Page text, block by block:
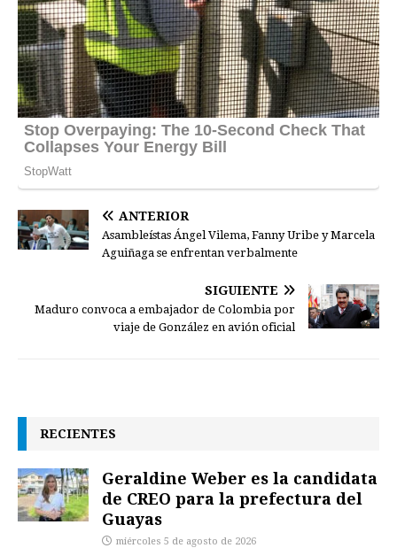
ANTERIOR
Asambleístas Ángel Vilema, Fanny Uribe y Marcela
Aguiñaga se enfrentan verbalmente
SIGUIENTE
Maduro convoca a embajador de Colombia por
viaje de González en avión oficial
RECIENTES
Geraldine Weber es la candidata
de CREO para la prefectura del
Guayas
miércoles 5 de agosto de 2026